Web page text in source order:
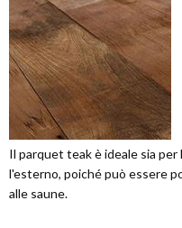
Il parquet teak è ideale sia
l'esterno, poiché può essere
alle saune.